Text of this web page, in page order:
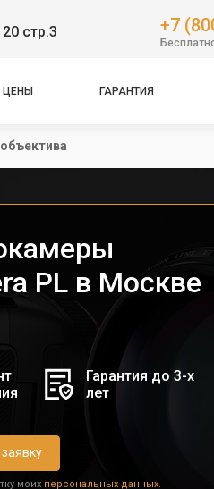
стр.3 +7
ЦЕНЫ ГАРАНТИЯ
PL в Москве
Гарантия до 3-х
лет
моих персональных данных.